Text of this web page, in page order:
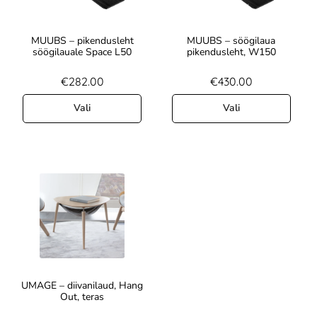
MUUBS – pikendusleht
söögilauale Space L50
€282.00
Vali
MUUBS – söögilaua
pikendusleht, W150
€430.00
Vali
UMAGE – diivanilaud, Hang
Out, teras